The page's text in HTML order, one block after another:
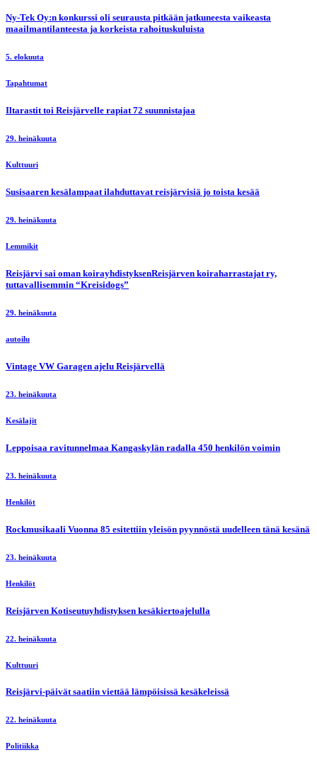
Ny-Tek Oy:n konkurssi oli seurausta pitkään jatkuneesta vaikeasta
maailmantilanteesta ja korkeista rahoituskuluista
5. elokuuta
Tapahtumat
Iltarastit toi Reisjärvelle rapiat 72 suunnistajaa
29. heinäkuuta
Kulttuuri
Susisaaren kesälampaat ilahduttavat reisjärvisiä jo toista kesää
29. heinäkuuta
Lemmikit
Reisjärvi sai oman koirayhdistyksenReisjärven koiraharrastajat ry,
tuttavallisemmin “Kreisidogs”
29. heinäkuuta
autoilu
Vintage VW Garagen ajelu Reisjärvellä
23. heinäkuuta
Kesälajit
Leppoisaa ravitunnelmaa Kangaskylän radalla 450 henkilön voimin
23. heinäkuuta
Henkilöt
Rockmusikaali Vuonna 85 esitettiin yleisön pyynnöstä uudelleen tänä kesänä
23. heinäkuuta
Henkilöt
Reisjärven Kotiseutuyhdistyksen kesäkiertoajelulla
22. heinäkuuta
Kulttuuri
Reisjärvi-päivät saatiin viettää lämpöisissä kesäkeleissä
22. heinäkuuta
Politiikka